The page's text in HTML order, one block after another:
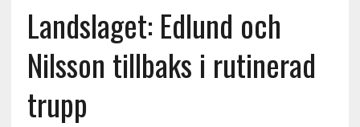
Landslaget: Edlund och
Nilsson tillbaks i rutinerad
trupp